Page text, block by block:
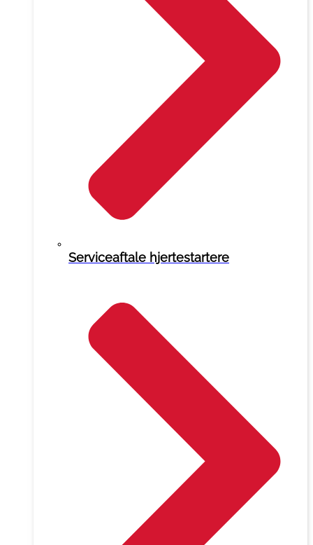
Serviceaftale hjertestartere